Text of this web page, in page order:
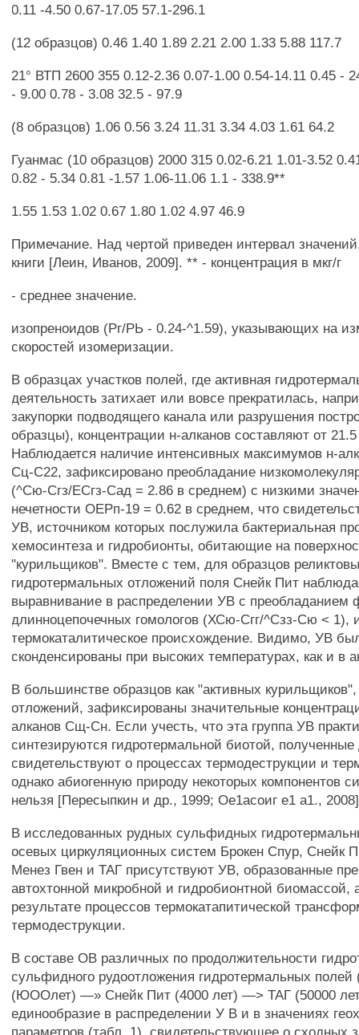
0.11 -4.50 0.67-17.05 57.1-296.1
(12 образцов) 0.46 1.40 1.89 2.21 2.00 1.33 5.88 117.7
21° ВТП 2600 355 0.12-2.36 0.07-1.00 0.54-14.11 0.45 -
- 9.00 0.78 - 3.08 32.5 - 97.9
(8 образцов) 1.06 0.56 3.24 11.31 3.34 4.03 1.61 64.2
Гуанмас (10 образцов) 2000 315 0.02-6.21 1.01-3.52
0.82 - 5.34 0.81 -1.57 1.06-11.06 1.1 - 338.9**
1.55 1.53 1.02 0.67 1.80 1.02 4.97 46.9
Примечание. Над чертой приведен интервал
книги [Леин, Иванов, 2009]. ** - концентрация в мкг/г
- среднее значение.
изопреноидов (Рг/РЬ - 0.24-^1.59), указывающих на
скоростей изомеризации.
В образцах участков полей, где активная
деятельность затихает или вовсе прекратилась,
закупорки подводящего канала или разрушения
образцы), концентрации н-алканов составляют от 21.5
Наблюдается наличие интенсивных максимумов н-
Сц-С22, зафиксировано преобладание
(^Сю-Сгз/ЕСгз-Сад = 2.86 в среднем) с низкими
нечетности ОЕРп-19 = 0.62 в среднем, что
УВ, источником которых послужила бактериальная
хемосинтеза и гидробионты, обитающие на
"курильщиков". Вместе с тем, для образцов
гидротермальных отложений поля Снейк Пит
выравнивание в распределении УВ с преобладанием
длинноцепочечных гомологов (ХСю-Сгг/^Сзз-Сю <
термокаталитическое происхождение. Видимо, УВ
сконденсированы при высоких температурах, как и в
В большинстве образцов как "активных
отложений, зафиксированы значительные
алканов Сщ-Сн. Если учесть, что эта группа УВ
синтезируются гидротермальной биотой,
свидетельствуют о процессах термодеструкции и
однако абиогенную природу некоторых компонентов
нельзя [Пересыпкин и др., 1999; Ое1асоиг е1 а1.,
В исследованных рудных сульфидных
осевых циркуляционных систем Брокен Спур, Снейк
Менез Гвен и ТАГ присутствуют УВ, образованные
автохтонной микробной и гидробионтной биомассой,
результате процессов термокатапитической
термодеструкции.
В составе ОВ различных по продолжительности
сульфидного рудоотложения гидротермальных полей
(ЮООлет) —» Снейк Пит (4000 лет) —> ТАГ (50000
единообразие в распределении У В и в значениях
параметров (табл. 1), свидетельствующее о сходных